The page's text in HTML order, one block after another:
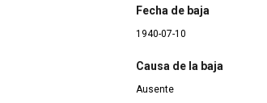
Fecha de baja
1940-07-10
Causa de la baja
Ausente